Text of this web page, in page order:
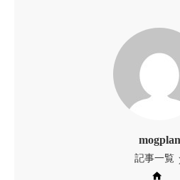
mogplan
記事一覧